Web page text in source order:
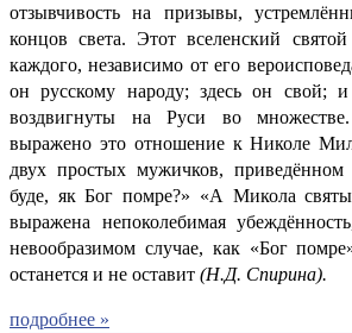
отзывчивость на призывы,
концов света. Этот вселенский
каждого, независимо от его
он русскому народу; здесь он свой;
воздвигнуты на Руси во
выражено это отношение к Николе
двух простых мужичков,
буде, як Бог помре?» «А Микола
выражена непоколебимая
невообразимом случае, как «Бог
останется и не оставит (Н.Д. Спирина).
подробнее »